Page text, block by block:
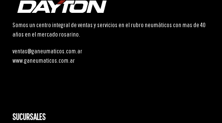
Somos un centro integral de ventas y servicios en el rubro neumáticos con mas de 40
años en el mercado rosarino.
ventas@ganeumaticos.com.ar
www.ganeumaticos.com.ar
SUCURSALES